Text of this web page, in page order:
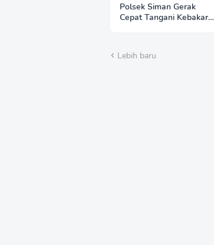
Polsek Siman Gerak
Cepat Tangani Kebakaran
Lebih baru